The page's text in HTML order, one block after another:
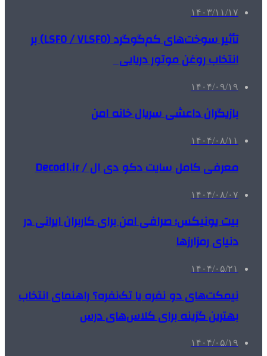
۱۴۰۳/۱۱/۱۷
تأثیر سوخت‌های کم‌گوگرد (LSFO / VLSFO) بر
انتخاب روغن موتور دریایی
۱۴۰۴/۰۹/۱۹
بازیگران داعشی سریال خانه امن
۱۴۰۴/۰۸/۱۱
معرفی کامل سایت دکو دی ال / Decodl.ir
۱۴۰۴/۰۸/۰۷
بیت یونیکس؛ صرافی امن برای کاربران ایرانی در
دنیای رمزارزها
۱۴۰۴/۰۵/۲۱
نیمکت‌های دو نفره یا تک‌نفره؟ راهنمای انتخاب
بهترین گزینه برای کلاس‌های درس
۱۴۰۴/۰۵/۱۹